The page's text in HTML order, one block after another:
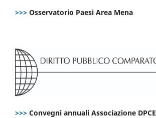
>>> Osservatorio Paesi Area Mena
>>> Convegni annuali Associazione DPCE